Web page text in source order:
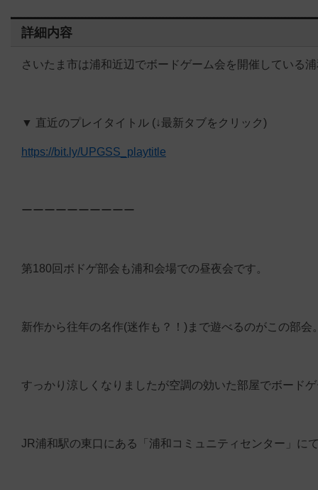
詳細内容
さいたま市は浦和近辺でボードゲーム会を開催している
▼ 直近のプレイタイトル (↓最新タブをクリック)
https://bit.ly/UPGSS_playtitle
ーーーーーーーーーー
第180回ボドゲ部会も浦和会場での昼夜会です。
新作から往年の名作(迷作も？！)まで遊べるのがこの部
すっかり涼しくなりましたが空調の効いた部屋でボード
JR浦和駅の東口にある「浦和コミュニティセンター」に